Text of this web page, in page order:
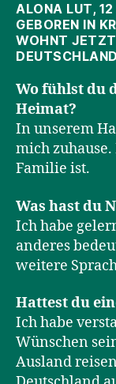
ALONA LUT,
GEBOREN IN
WOHNT
DEUTSCHLAND
Wo fühlst du
Heimat?
In unserem
mich
Familie ist.
Was hast du
Ich habe
anderes
weitere
Hattest du
Ich habe
Wünschen
Ausland